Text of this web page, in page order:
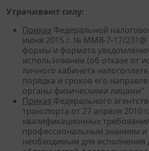
Утрачивают силу:
Приказ Федеральной
июня 2015 г. № ММВ-7-17/
формы и формата
использовании (об отказе от
личного кабинета
порядка и сроков его
органы физическими лицами"
Приказ Федерального
транспорта от 27 апреля 2010
квалификационных
профессиональным знаниям и
необходимым для исполнения